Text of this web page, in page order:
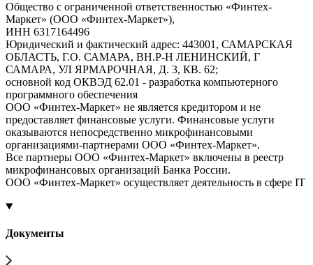
Общество с ограниченной ответственностью «Финтех-
Маркет» (ООО «Финтех-Маркет»),
ИНН 6317164496
Юридический и фактический адрес: 443001, САМАРСКАЯ
ОБЛАСТЬ, Г.О. САМАРА, ВН.Р-Н ЛЕНИНСКИЙ, Г
САМАРА, УЛ ЯРМАРОЧНАЯ, Д. 3, КВ. 62;
основной код ОКВЭД 62.01 - разработка компьютерного
программного обеспечения
ООО «Финтех-Маркет» не является кредитором и не
предоставляет финансовые услуги. Финансовые услуги
оказываются непосредственно микрофинансовыми
организациями-партнерами ООО «Финтех-Маркет».
Все партнеры ООО «Финтех-Маркет» включены в реестр
микрофинансовых организаций Банка России.
ООО «Финтех-Маркет» осуществляет деятельность в сфере IT
Документы